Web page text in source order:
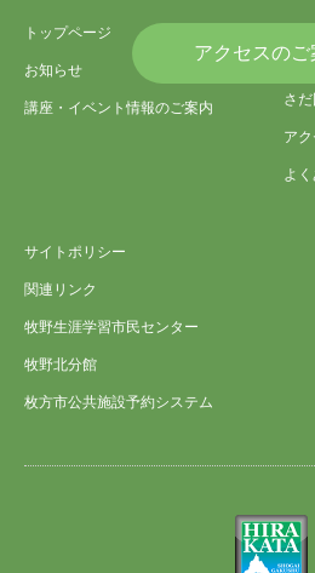
アクセスのご
トップページ
お知らせ
講座・イベント情報のご案内
さ
内
さ
ア
よ
サイトポリシー
関連リンク
牧野生涯学習市民センター
牧野北分館
枚方市公共施設予約システム